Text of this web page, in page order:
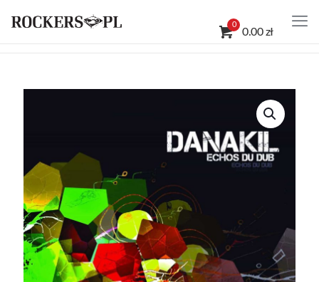
0
0.00 zł